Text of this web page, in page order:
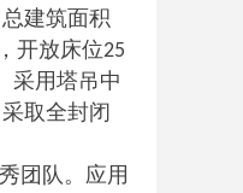
建筑面积
开放床位25
采用塔吊中
取全封闭
团队。应用